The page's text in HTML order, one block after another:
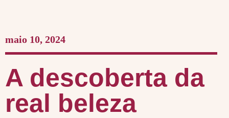
maio 10, 2024
A descoberta da
real beleza